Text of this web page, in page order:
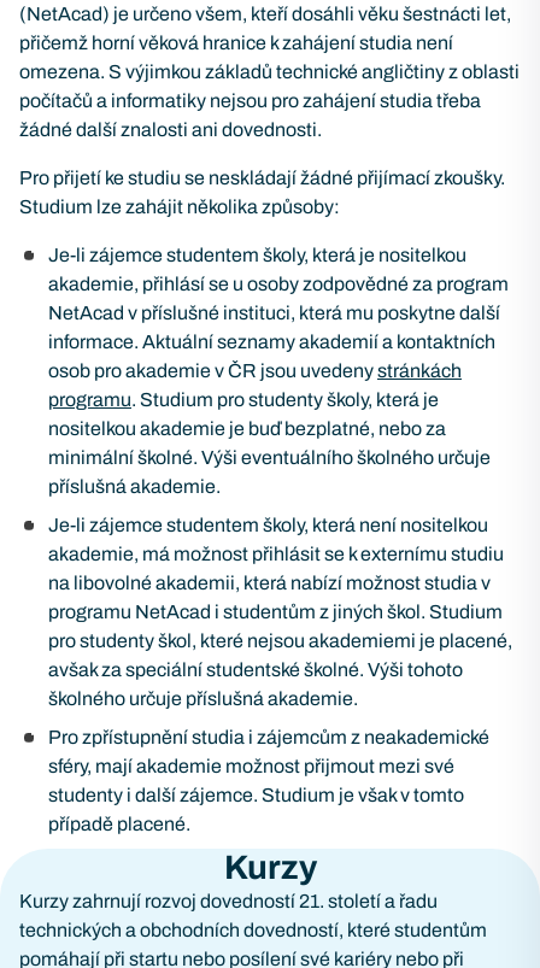
(NetAcad) je určeno všem, kteří dosáhli věku šestnácti let,
přičemž horní věková hranice k zahájení studia není
omezena. S výjimkou základů technické angličtiny z oblasti
počítačů a informatiky nejsou pro zahájení studia třeba
žádné další znalosti ani dovednosti.
Pro přijetí ke studiu se neskládají žádné přijímací zkoušky.
Studium lze zahájit několika způsoby:
Je-li zájemce studentem školy, která je nositelkou
akademie, přihlásí se u osoby zodpovědné za program
NetAcad v příslušné instituci, která mu poskytne další
informace. Aktuální seznamy akademií a kontaktních
osob pro akademie v ČR jsou uvedenystránkách
programu. Studium pro studenty školy, která je
nositelkou akademie je buď bezplatné, nebo za
minimální školné. Výši eventuálního školného určuje
příslušná akademie.
Je-li zájemce studentem školy, která není nositelkou
akademie, má možnost přihlásit se k externímu studiu
na libovolné akademii, která nabízí možnost studia v
programu NetAcad i studentům z jiných škol. Studium
pro studenty škol, které nejsou akademiemi je placené,
avšak za speciální studentské školné. Výši tohoto
školného určuje příslušná akademie.
Pro zpřístupnění studia i zájemcům z neakademické
sféry, mají akademie možnost přijmout mezi své
studenty i další zájemce. Studium je však v tomto
případě placené.
Kurzy
Kurzy zahrnují rozvoj dovedností 21. století a řadu
technických a obchodních dovedností, které studentům
pomáhají při startu nebo posílení své kariéry nebo při